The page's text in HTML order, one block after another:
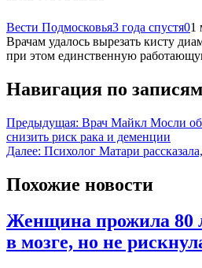
Вести Подмосковья3 года спустя01
Врачам удалось вырезать кисту
при этом единственную
Навигация по записям
Предыдущая: Врач Майкл Мосли
снизить риск рака и деменции
Далее: Психолог Матари
Похожие новости
Женщина прожила 80
в мозге, но не